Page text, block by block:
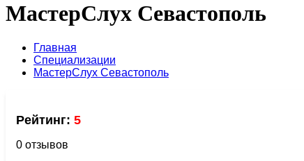
МастерСлух Севастополь
Главная
Специализации
МастерСлух Севастополь
Рейтинг: 5
0 отзывов